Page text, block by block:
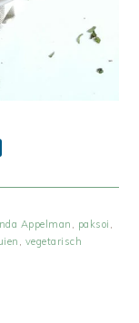
Appelman , paksoi ,
, vegetarisch